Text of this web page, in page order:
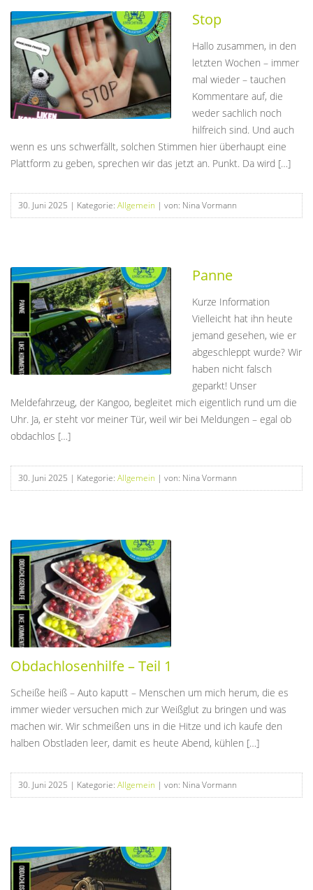
Stop
Hallo zusammen, in den
letzten Wochen – immer
mal wieder – tauchen
Kommentare auf, die
weder sachlich noch
hilfreich sind. Und auch
wenn es uns schwerfällt, solchen Stimmen hier überhaupt eine
Plattform zu geben, sprechen wir das jetzt an. Punkt. Da wird […]
30. Juni 2025 | Kategorie: Allgemein | von: Nina Vormann
Panne
Kurze Information
Vielleicht hat ihn heute
jemand gesehen, wie er
abgeschleppt wurde? Wir
haben nicht falsch
geparkt! Unser
Meldefahrzeug, der Kangoo, begleitet mich eigentlich rund um die
Uhr. Ja, er steht vor meiner Tür, weil wir bei Meldungen – egal ob
obdachlos […]
30. Juni 2025 | Kategorie: Allgemein | von: Nina Vormann
Obdachlosenhilfe – Teil 1
Scheiße heiß – Auto kaputt – Menschen um mich herum, die es
immer wieder versuchen mich zur Weißglut zu bringen und was
machen wir. Wir schmeißen uns in die Hitze und ich kaufe den
halben Obstladen leer, damit es heute Abend, kühlen […]
30. Juni 2025 | Kategorie: Allgemein | von: Nina Vormann